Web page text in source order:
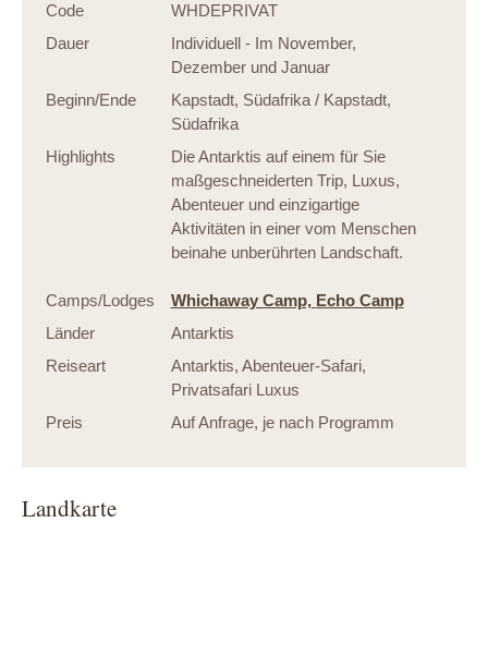
Code
WHDEPRIVAT
Dauer
Individuell - Im November,
Dezember und Januar
Beginn/Ende
Kapstadt, Südafrika / Kapstadt,
Südafrika
Highlights
Die Antarktis auf einem für Sie
maßgeschneiderten Trip, Luxus,
Abenteuer und einzigartige
Aktivitäten in einer vom Menschen
beinahe unberührten Landschaft.
Camps/Lodges Whichaway Camp, Echo Camp
Länder
Antarktis
Reiseart
Antarktis, Abenteuer-Safari,
Privatsafari Luxus
Preis
Auf Anfrage, je nach Programm
Landkarte